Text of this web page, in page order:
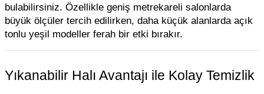
bulabilirsiniz. Özellikle geniş metrekareli salonlarda
büyük ölçüler tercih edilirken, daha küçük alanlarda açık
tonlu yeşil modeller ferah bir etki bırakır.
Yıkanabilir Halı Avantajı ile Kolay Temizlik